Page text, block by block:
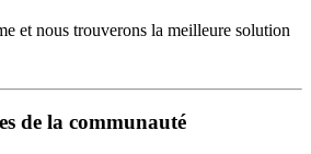
et nous trouverons la meilleure solution
de la communauté